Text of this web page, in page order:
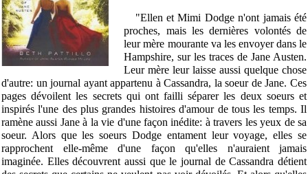
"Ellen et Mimi Dodge n'ont jamais été
proches, mais les dernières volontés de
leur mère mourante va les envoyer dans le
Hampshire, sur les traces de Jane Austen.
Leur mère leur laisse aussi quelque chose
d'autre: un journal ayant appartenu à Cassandra, la soeur de Jane. Ces
pages dévoilent les secrets qui ont failli séparer les deux soeurs et
inspirés l'une des plus grandes histoires d'amour de tous les temps. Il
ramène aussi Jane à la vie d'une façon inédite: à travers les yeux de sa
soeur. Alors que les soeurs Dodge entament leur voyage, elles se
rapprochent elle-même d'une façon qu'elles n'auraient jamais
imaginée. Elles découvrent aussi que le journal de Cassandra détient